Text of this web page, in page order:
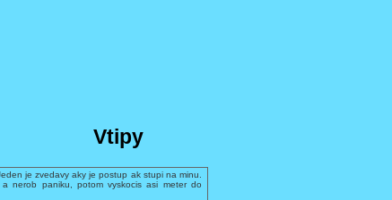
Vtipy
je zvedavy aky je postup ak stupi na minu.
nerob paniku, potom vyskocis asi meter do